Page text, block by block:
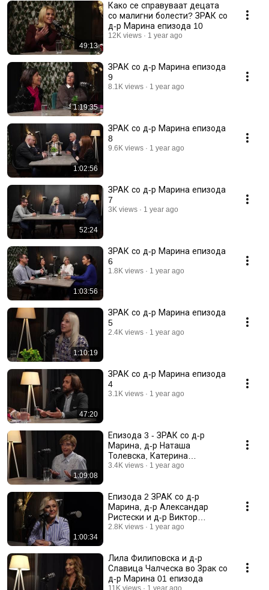
49:13
Како се справуваат децата
со малигни болести? ЗРАК со
д-р Марина епизода 10
12K views 1 year ago
1:19:35
ЗРАК со д-р Марина епизода
9
8.1K views 1 year ago
1:02:56
ЗРАК со д-р Марина епизода
8
9.6K views 1 year ago
52:24
ЗРАК со д-р Марина епизода
7
3K views 1 year ago
1:03:56
ЗРАК со д-р Марина епизода
6
1.8K views 1 year ago
1:10:19
ЗРАК со д-р Марина епизода
5
2.4K views 1 year ago
47:20
ЗРАК со д-р Марина епизода
4
3.1K views 1 year ago
1:09:08
Епизода 3 - ЗРАК со д-р
Марина, д-р Наташа
Толевска, Катерина
Цаневска
3.4K views 1 year ago
1:00:34
Епизода 2 ЗРАК со д-р
Марина, д-р Александар
Ристески и д-р Виктор
Станков
2.8K views 1 year ago
Лила Филиповска и д-р
Славица Чалческа во Зрак со
д-р Марина 01 епизода
11K views 1 year ago